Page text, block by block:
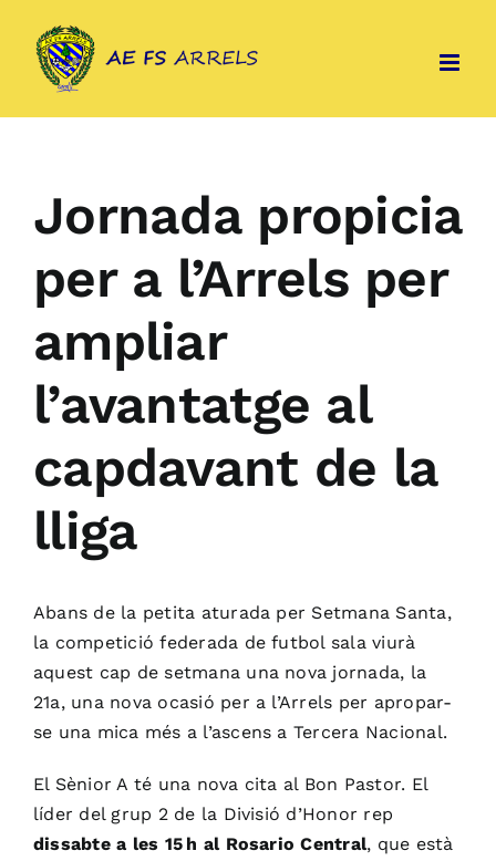
content
Jornada propicia
per a l’Arrels per
ampliar
l’avantatge al
capdavant de la
lliga
Abans de la petita aturada per Setmana Santa,
la competició federada de futbol sala viurà
aquest cap de setmana una nova jornada, la
21a, una nova ocasió per a l’Arrels per apropar-
se una mica més a l’ascens a Tercera Nacional.
El Sènior A té una nova cita al Bon Pastor. El
líder del grup 2 de la Divisió d’Honor rep
dissabte a les 15 h al Rosario Central, que està